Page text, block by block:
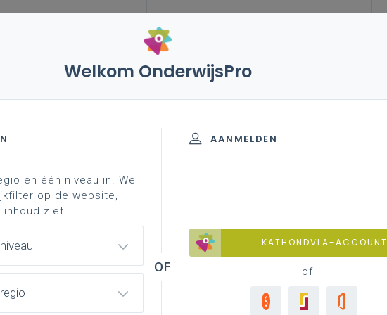
en installaties
machines en installaties
voor de vakgroep maar is
is een hulpmiddel om met het leerplan
aanbod.
Welkom OnderwijsPro
AANMELDEN
KATHONDVLA-ACCOUNT
of
en één niveau in. We
op de website,
ziet.